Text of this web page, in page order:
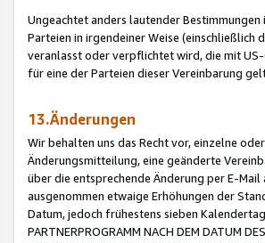
Ungeachtet anders lautender
Parteien in irgendeiner Weise (einschließlich
veranlasst oder verpflichtet wird, die mit
für eine der Parteien dieser Vereinbarung
13.Änderungen
Wir behalten uns das Recht vor, einzelne
Änderungsmitteilung, eine geänderte
über die entsprechende Änderung per E-
ausgenommen etwaige Erhöhungen der
Datum, jedoch frühestens sieben
PARTNERPROGRAMM NACH DEM DATUM